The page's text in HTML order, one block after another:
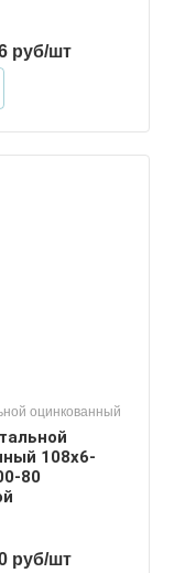
руб/шт
оцинкованный
108х6-
80
руб/шт